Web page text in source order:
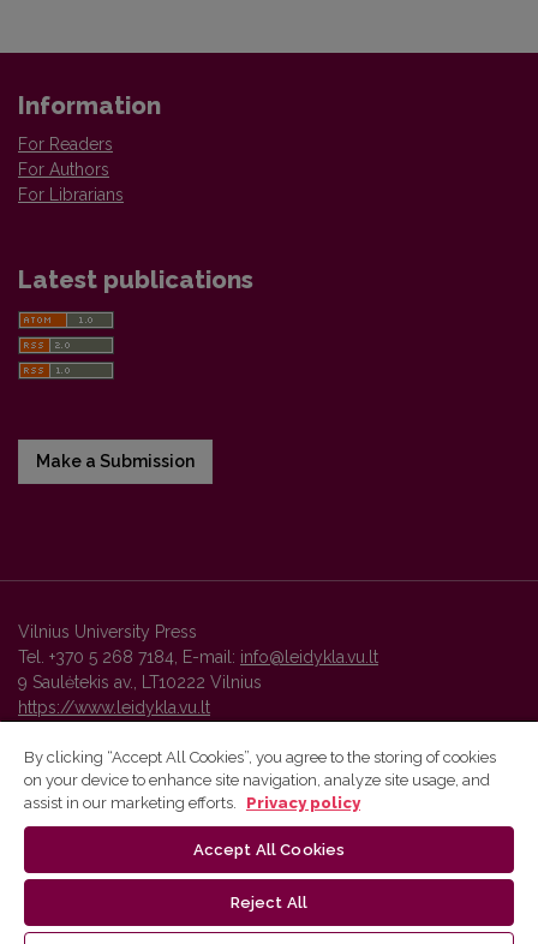
Information
For Readers
For Authors
For Librarians
Latest publications
Make a Submission
Vilnius University Press
Tel. +370 5 268 7184, E-mail: info@leidykla.vu.lt
9 Saulėtekis av., LT10222 Vilnius
https://www.leidykla.vu.lt
Vilnius University Press platform and metadata are distributed by
By clicking “Accept All Cookies”, you agree to the storing of cookies
on your device to enhance site navigation, analyze site usage, and
assist in our marketing efforts.
Privacy policy
Accept All Cookies
Reject All